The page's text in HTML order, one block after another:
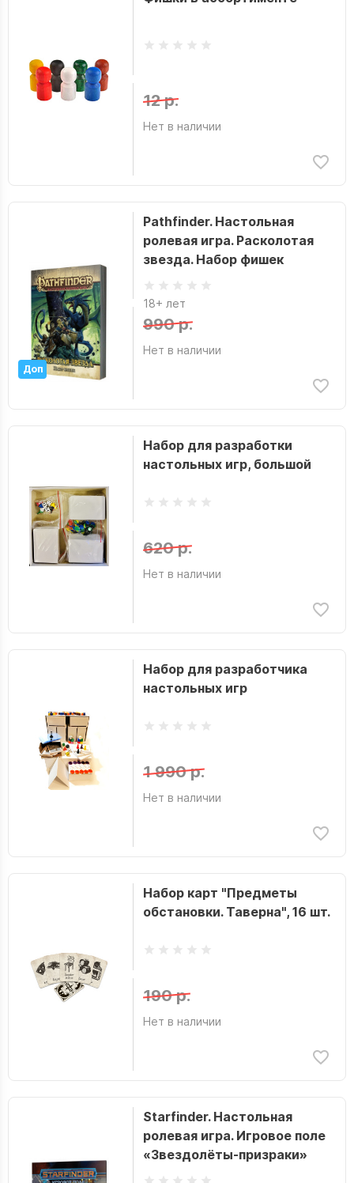
12 р.
Нет в наличии
Доп
Pathfinder. Настольная
ролевая игра. Расколотая
звезда. Набор фишек
18+ лет
990 р.
Нет в наличии
Набор для разработки
настольных игр, большой
620 р.
Нет в наличии
Набор для разработчика
настольных игр
1 990 р.
Нет в наличии
Набор карт "Предметы
обстановки. Таверна", 16 шт.
190 р.
Нет в наличии
Starfinder. Настольная
ролевая игра. Игровое поле
«Звездолёты-призраки»